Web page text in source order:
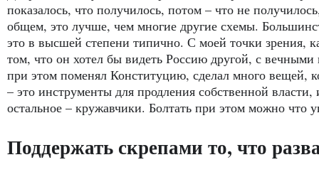
показалось, что получилось, потом – что не
общем, это лучше, чем многие другие схемы.
это в высшей степени типично. С моей точки зрения,
том, что он хотел бы видеть Россию другой, с
при этом поменял Конституцию, сделал много вещей,
– это инструменты для продления собственной
остальное – кружавчики. Болтать при этом можно что
Поддержать скрепами то, что